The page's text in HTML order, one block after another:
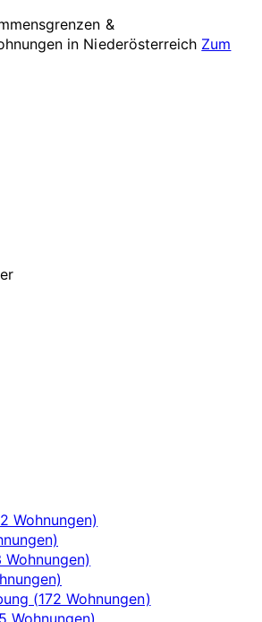
&
in Niederösterreich Zum
Wohnungen)
(172 Wohnungen)
Wohnungen)